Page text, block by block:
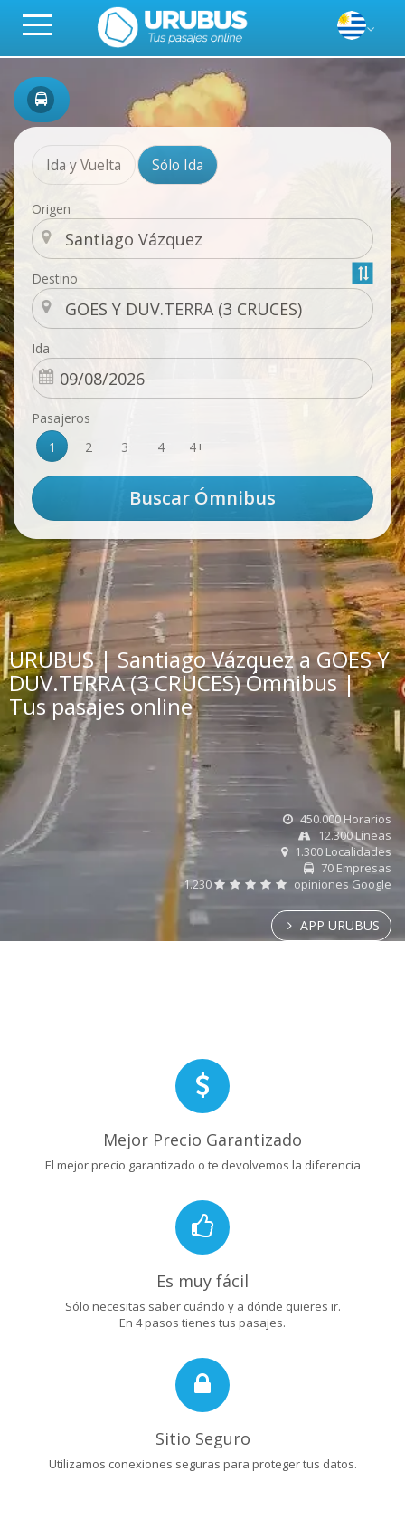
Ida y Vuelta Sólo Ida
Origen
Destino
Ida
Pasajeros
1
2 3 4 4+
URUBUS | Santiago Vázquez a GOES Y
DUV.TERRA (3 CRUCES) Ómnibus |
Tus pasajes online
450.000 Horarios
12.300 Líneas
1.300 Localidades
70 Empresas
1.230
opiniones Google
APP URUBUS
Mejor Precio Garantizado
El mejor precio garantizado o te devolvemos la diferencia
Es muy fácil
Sólo necesitas saber cuándo y a dónde quieres ir.
En 4 pasos tienes tus pasajes.
Sitio Seguro
Utilizamos conexiones seguras para proteger tus datos.